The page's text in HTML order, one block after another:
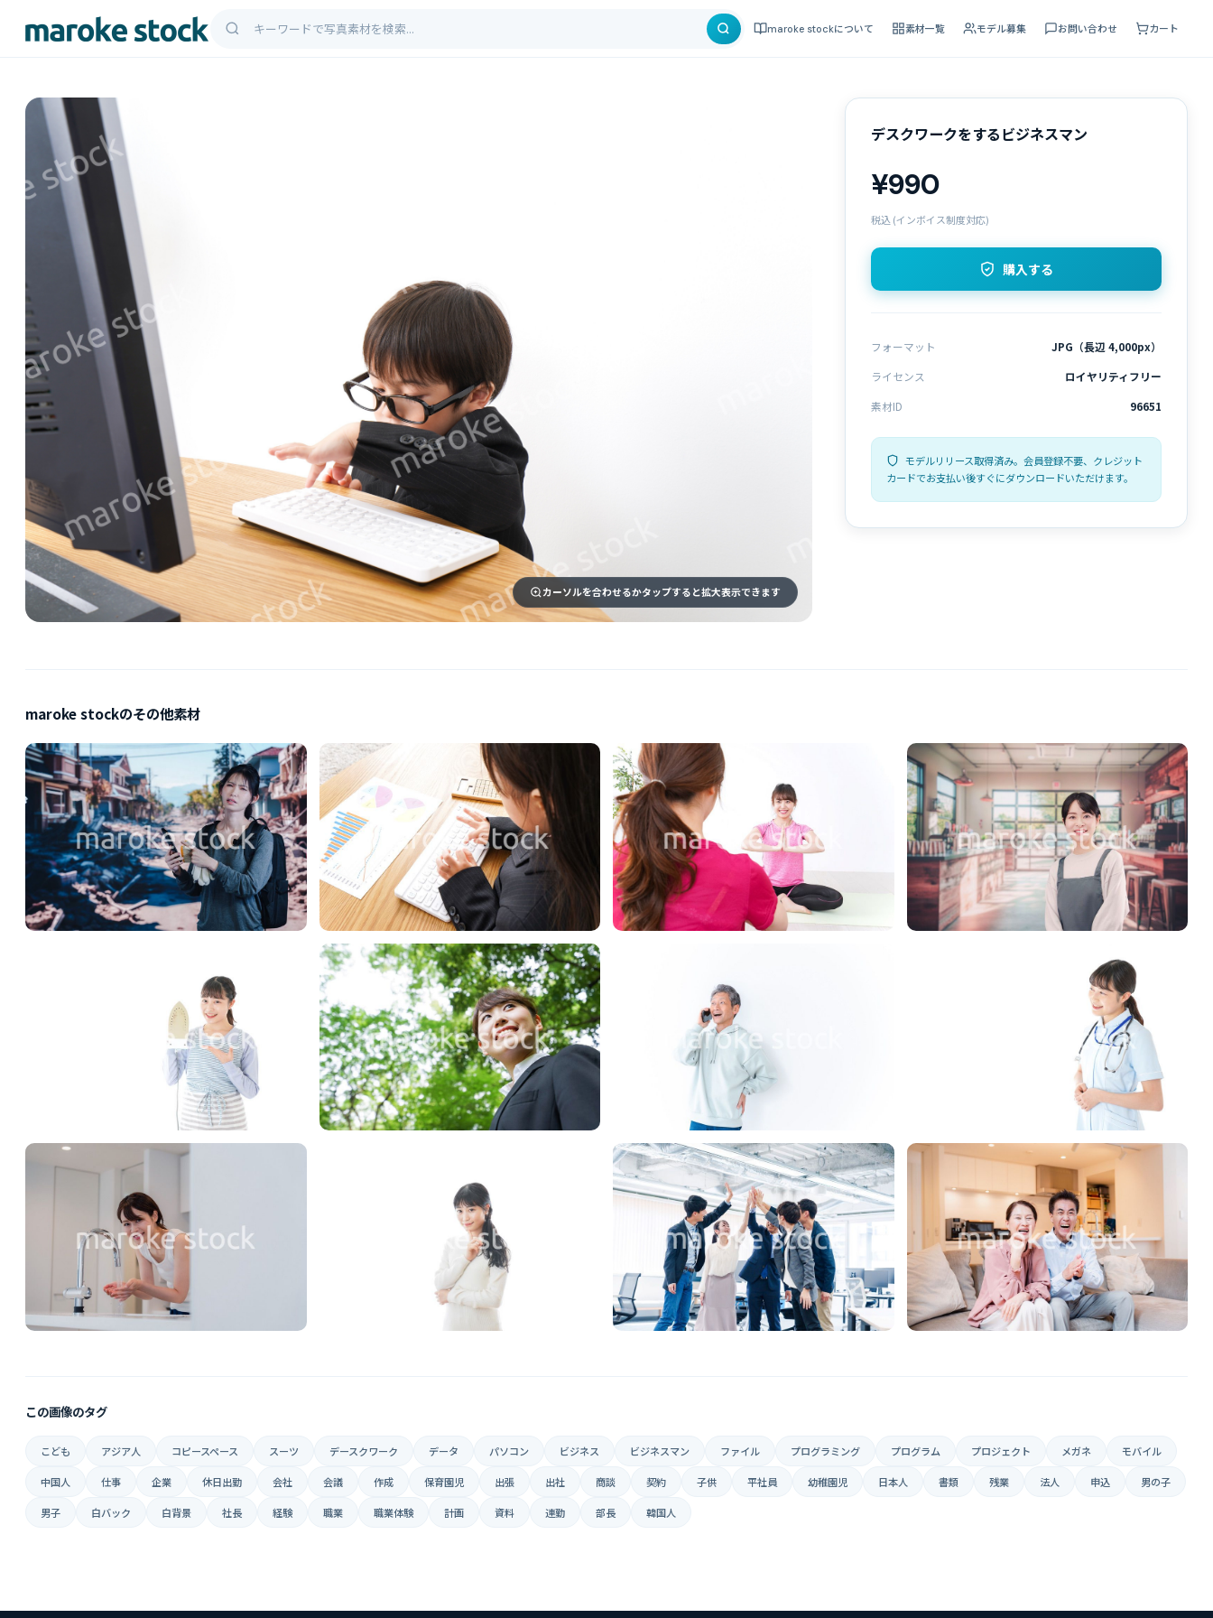
maroke stockについて 素材一覧 モデル募集 お問い合わせ カート
カーソルを合わせるかタップすると拡大表示できます
デスクワークをするビジネスマン
¥990
税込 (インボイス制度対応)
購入する
フォーマット
JPG（長辺 4,000px）
ライセンス
ロイヤリティフリー
素材ID
96651
モデルリリース取得済み。会員登録不要、クレジット
カードでお支払い後すぐにダウンロードいただけます。
maroke stockのその他素材
この画像のタグ
こども アジア人 コピースペース スーツ デースクワーク データ パソコン ビジネス ビジネスマン ファイル プログラミング プログラム プロジェクト メガネ モバイル
中国人 仕事 企業 休日出勤 会社 会議 作成 保育園児 出張 出社 商談 契約 子供 平社員 幼稚園児 日本人 書類 残業 法人 申込 男の子
男子 白バック 白背景 社長 経験 職業 職業体験 計画 資料 連勤 部長 韓国人